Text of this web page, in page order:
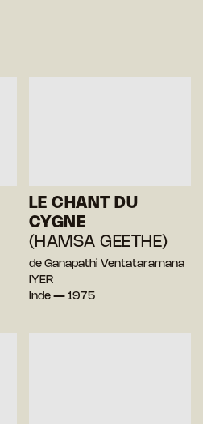
LE CHANT DU
CYGNE
(HAMSA GEETHE)
de Ganapathi Ventataramana
IYER
Inde — 1975